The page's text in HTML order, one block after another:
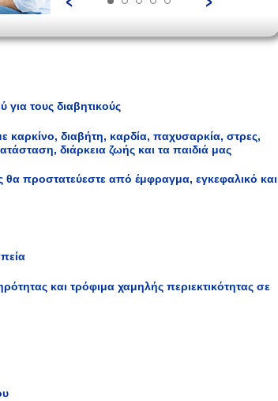
για τους διαβητικούς
καρκίνο, διαβήτη, καρδία, παχυσαρκία, στρες,
διάρκεια ζωής και τα παιδιά μας
θα προστατεύεστε από έμφραγμα, εγκεφαλικό και
και τρόφιμα χαμηλής περιεκτικότητας σε